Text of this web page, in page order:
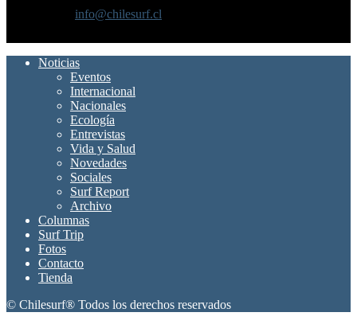
info@chilesurf.cl
Noticias
Eventos
Internacional
Nacionales
Ecología
Entrevistas
Vida y Salud
Novedades
Sociales
Surf Report
Archivo
Columnas
Surf Trip
Fotos
Contacto
Tienda
© Chilesurf® Todos los derechos reservados